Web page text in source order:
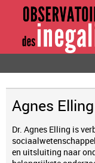
Agnes Elling
Dr. Agnes Elling is
en uitsluiting naar